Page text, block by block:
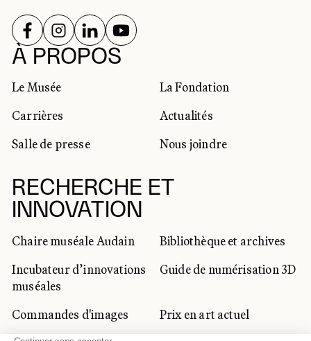
À PROPOS
Le Musée
La Fondation
Carrières
Actualités
Salle de presse
Nous joindre
RECHERCHE ET
INNOVATION
Chaire muséale Audain
Bibliothèque et archives
Incubateur d’innovations
muséales
Guide de numérisation 3D
Commandes d'images
Prix en art actuel
RÉSEAUX SOCIAUX
SUIVEZ-NOUS SUR
SUIVEZ-NOUS SUR
SUIVEZ-NOUS SUR
SUIVEZ-NOUS SUR